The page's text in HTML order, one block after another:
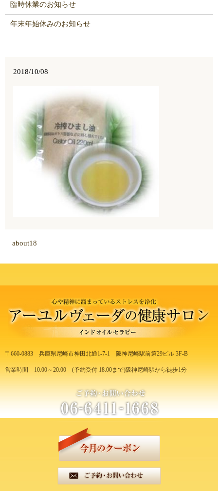
臨時休業のお知らせ
年末年始休みのお知らせ
2018/10/08
about18
〒660-0883 兵庫県尼崎市神田北通1-7-1 阪神尼崎駅前第29ビル 3F-B
営業時間 10:00～20:00 (予約受付 18:00まで)阪神尼崎駅から徒歩1分